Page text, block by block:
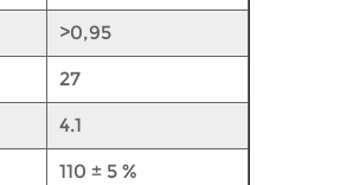
>0,95
27
4.1
110 ± 5 %